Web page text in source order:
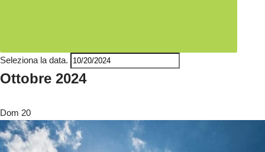
Seleziona la data.
Ottobre 2024
Dom 20